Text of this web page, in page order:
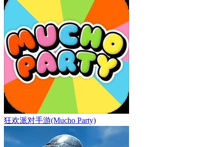
狂欢派对手游(Mucho Party)